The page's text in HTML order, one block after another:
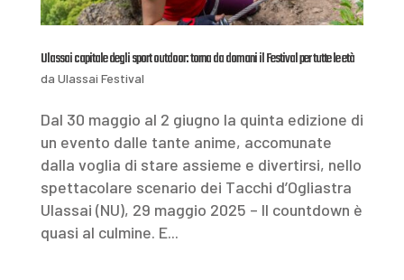
Ulassai capitale degli sport outdoor: torna da domani il Festival per tutte le età
da Ulassai Festival
Dal 30 maggio al 2 giugno la quinta edizione di
un evento dalle tante anime, accomunate
dalla voglia di stare assieme e divertirsi, nello
spettacolare scenario dei Tacchi d’Ogliastra
Ulassai (NU), 29 maggio 2025 – Il countdown è
quasi al culmine. E...